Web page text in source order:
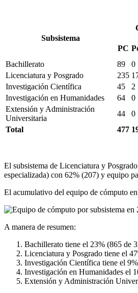
Subsistema
PC
Bachillerato
89 0
Licenciatura y Posgrado
235
Investigación Científica
45 2
Investigación en Humanidades
64 0
Extensión y Administración
Universitaria
44 0
Total
477
El subsistema de Licenciatura y
especializada) con 62% (207) y equipo
El acumulativo del equipo de cómputo
A manera de resumen:
Bachillerato tiene el 23% (865 de
Licenciatura y Posgrado tiene el
Investigación Científica tiene el
Investigación en Humanidades el
Extensión y Administración